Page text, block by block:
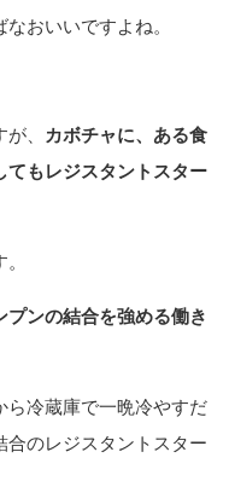
おいいですよね。
、
カボチャに、ある食
てもレジスタントスター
プンの結合を強める働き
ら冷蔵庫で一晩冷やすだ
合のレジスタントスター